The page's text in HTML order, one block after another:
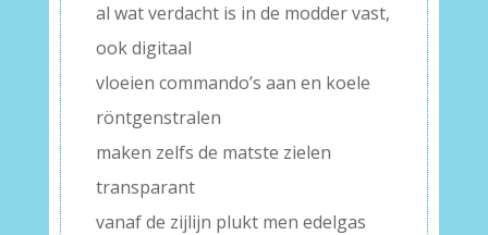
al wat verdacht is in de modder vast,
ook digitaal
vloeien commando’s aan en koele
röntgenstralen
maken zelfs de matste zielen
transparant
vanaf de zijlijn plukt men edelgas